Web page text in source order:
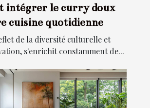
intégrer le curry doux
cuisine quotidienne
de la diversité culturelle et
s'enrichit constamment de...